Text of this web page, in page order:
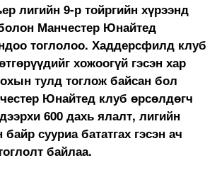
лигийн 9-р тойргийн хүрээнд
Манчестер Юнайтед
тоглолоо. Хаддерсфилд клуб
хожоогүй гэсэн хар
тулд тоглож байсан бол
Юнайтед клуб өрсөлдөгч
600 дахь ялалт, лигийн
байр сууриа бататгах гэсэн ач
байлаа.